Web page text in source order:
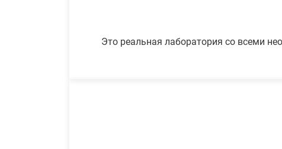
Это реальная лаборатория со всеми